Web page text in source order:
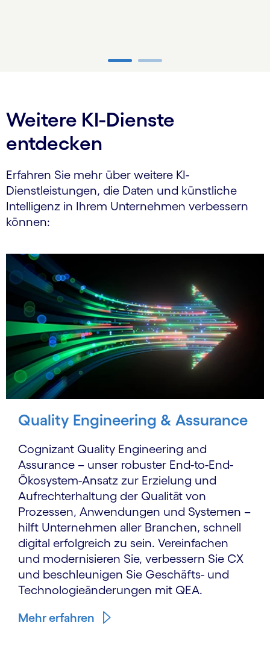
Weitere KI-Dienste
entdecken
Erfahren Sie mehr über weitere KI-
Dienstleistungen, die Daten und künstliche
Intelligenz in Ihrem Unternehmen verbessern
können:
Quality Engineering & Assurance
Cognizant Quality Engineering and
Assurance – unser robuster End-to-End-
Ökosystem-Ansatz zur Erzielung und
Aufrechterhaltung der Qualität von
Prozessen, Anwendungen und Systemen –
hilft Unternehmen aller Branchen, schnell
digital erfolgreich zu sein. Vereinfachen
und modernisieren Sie, verbessern Sie CX
und beschleunigen Sie Geschäfts- und
Technologieänderungen mit QEA.
Mehr erfahren